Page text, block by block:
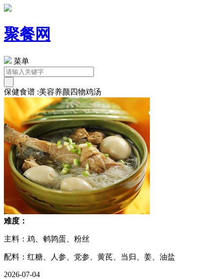
聚餐网
菜单
保健食谱 :美容养颜四物鸡汤
难度：
主料：鸡、鹌鹑蛋、粉丝
配料：红糖、人参、党参、黄芪、当归、姜、油盐
2026-07-04